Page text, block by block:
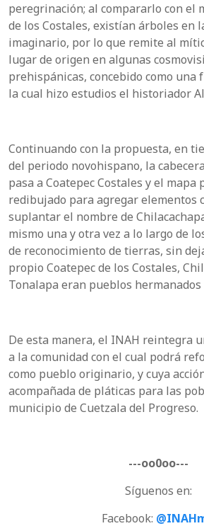
peregrinación; al compararlo con el
de los Costales, existían árboles en
imaginario, por lo que remite al
lugar de origen en algunas
prehispánicas, concebido como una
la cual hizo estudios el historiador
Continuando con la propuesta, en
del periodo novohispano, la
pasa a Coatepec Costales y el mapa
redibujado para agregar elementos
suplantar el nombre de
mismo una y otra vez a lo largo de
de reconocimiento de tierras, sin
propio Coatepec de los Costales,
Tonalapa eran pueblos hermanados
De esta manera, el INAH reintegra
a la comunidad con el cual podrá
como pueblo originario, y cuya
acompañada de pláticas para las
municipio de Cuetzala del Progreso.
---oo0oo---
Síguenos en:
Facebook: